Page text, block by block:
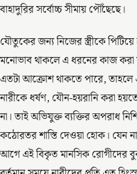
বাহাদুরির সর্বোচ্চ সীমায় পৌঁছেছে।
যৌতুকের জন্য নিজের স্ত্রীকে
মনোভাব থাকলে এ ধরনের কাজ করা
এতটা আক্রোশ থাকতে পারে, তাহলে
নারীকে ধর্ষণ, যৌন-হয়রানি করা
না। তাই অভিযুক্ত ব্যক্তির অপরাধ
কঠোরতর শাস্তি দেওয়া হোক। যেন
আগে এই বিকৃত মানসিক রোগীদের